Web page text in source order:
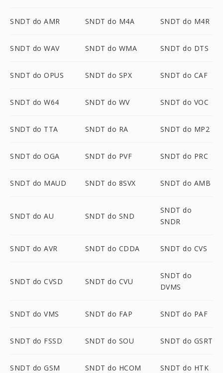
SNDT do AMR SNDT do M4A SNDT do M4R
SNDT do WAV SNDT do WMA SNDT do DTS
SNDT do OPUS SNDT do SPX SNDT do CAF
SNDT do W64 SNDT do WV SNDT do VOC
SNDT do TTA SNDT do RA SNDT do MP2
SNDT do OGA SNDT do PVF SNDT do PRC
SNDT do MAUD SNDT do 8SVX SNDT do AMB
SNDT do AU SNDT do SND
SNDT do
SNDR
SNDT do AVR SNDT do CDDA SNDT do CVS
SNDT do CVSD SNDT do CVU
SNDT do
DVMS
SNDT do VMS SNDT do FAP SNDT do PAF
SNDT do FSSD SNDT do SOU SNDT do GSRT
SNDT do GSM SNDT do HCOM SNDT do HTK